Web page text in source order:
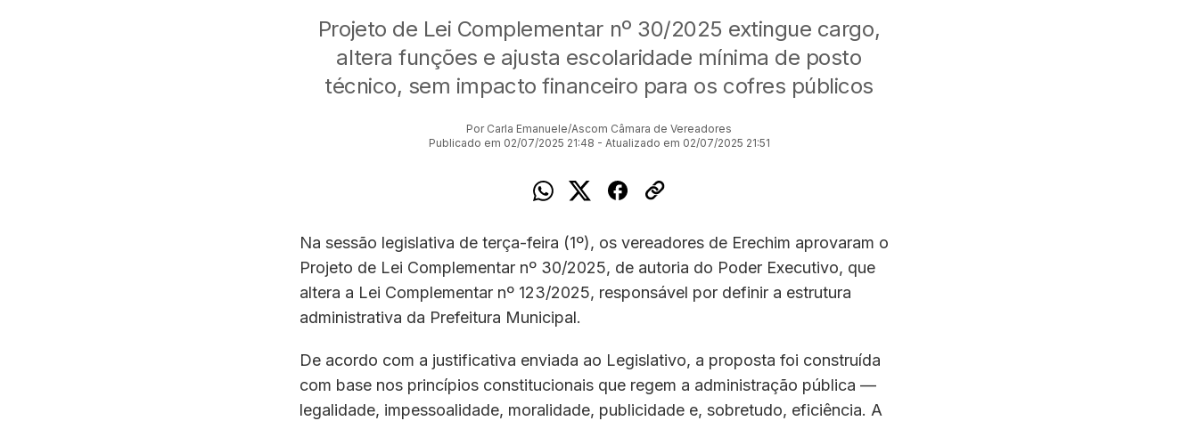
Projeto de Lei Complementar nº 30/2025 extingue cargo,
altera funções e ajusta escolaridade mínima de posto
técnico, sem impacto financeiro para os cofres públicos
Por Carla Emanuele/Ascom Câmara de Vereadores
Publicado em 02/07/2025 21:48 - Atualizado em 02/07/2025 21:51
Na sessão legislativa de terça-feira (1º), os vereadores de Erechim aprovaram o
Projeto de Lei Complementar nº 30/2025, de autoria do Poder Executivo, que
altera a Lei Complementar nº 123/2025, responsável por definir a estrutura
administrativa da Prefeitura Municipal.
De acordo com a justificativa enviada ao Legislativo, a proposta foi construída
com base nos princípios constitucionais que regem a administração pública —
legalidade, impessoalidade, moralidade, publicidade e, sobretudo, eficiência. A